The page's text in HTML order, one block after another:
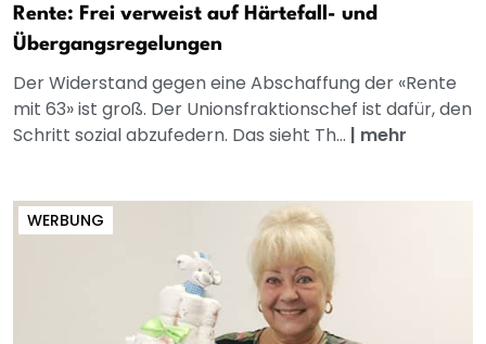
Rente: Frei verweist auf Härtefall- und
Übergangsregelungen
Der Widerstand gegen eine Abschaffung der «Rente
mit 63» ist groß. Der Unionsfraktionschef ist dafür, den
Schritt sozial abzufedern. Das sieht Th... | mehr
WERBUNG